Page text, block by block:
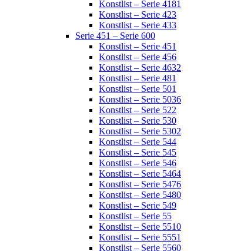
Konstlist – Serie 4181
Konstlist – Serie 423
Konstlist – Serie 433
Serie 451 – Serie 600
Konstlist – Serie 451
Konstlist – Serie 456
Konstlist – Serie 4632
Konstlist – Serie 481
Konstlist – Serie 501
Konstlist – Serie 5036
Konstlist – Serie 522
Konstlist – Serie 530
Konstlist – Serie 5302
Konstlist – Serie 544
Konstlist – Serie 545
Konstlist – Serie 546
Konstlist – Serie 5464
Konstlist – Serie 5476
Konstlist – Serie 5480
Konstlist – Serie 549
Konstlist – Serie 55
Konstlist – Serie 5510
Konstlist – Serie 5551
Konstlist – Serie 5560